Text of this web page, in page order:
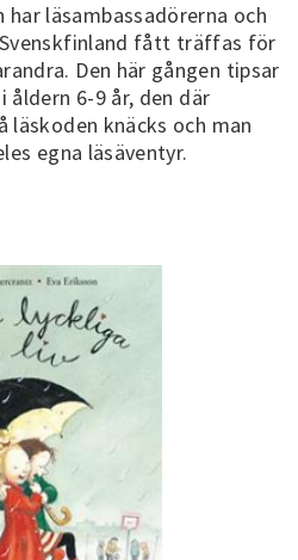
har läsambassadörerna och
fått träffas för
Den här gången tipsar
6-9 år, den där
knäcks och man
egna läsäventyr.